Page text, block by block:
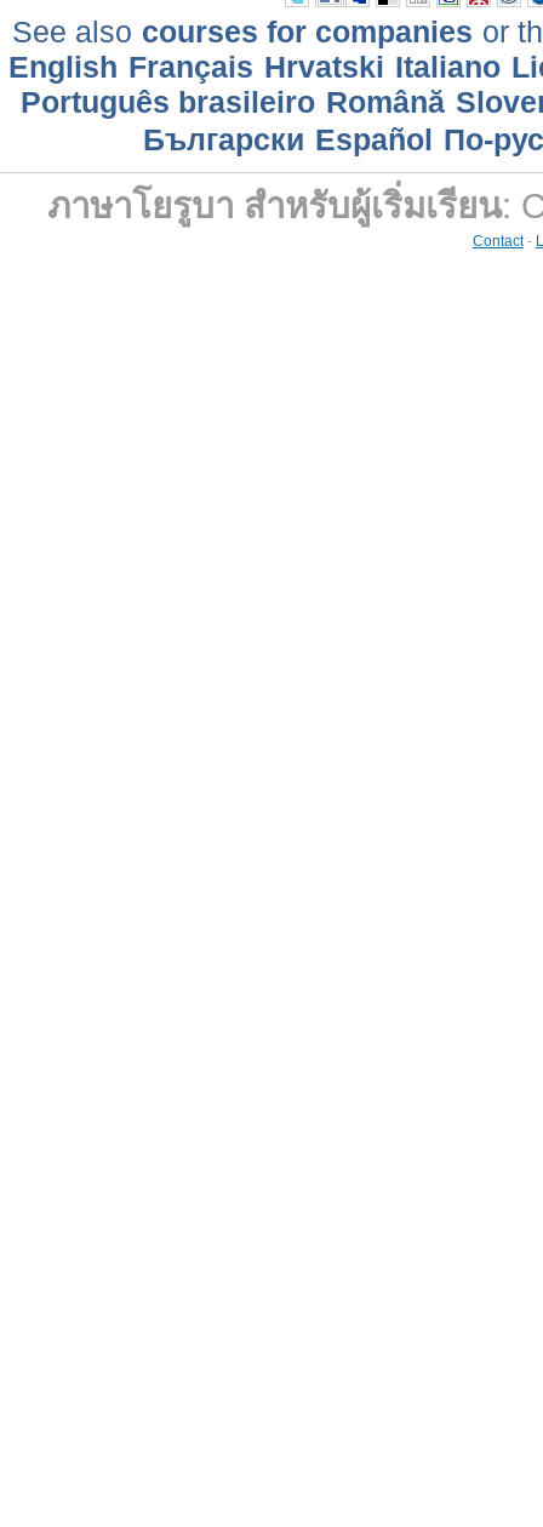
See also courses for companies or
English Français Hrvatski Italiano
Português brasileiro Română
Български Еspañol По-
ภาษาโยรูบา สำหรับผู้เริ่มเรียน:
Contact-